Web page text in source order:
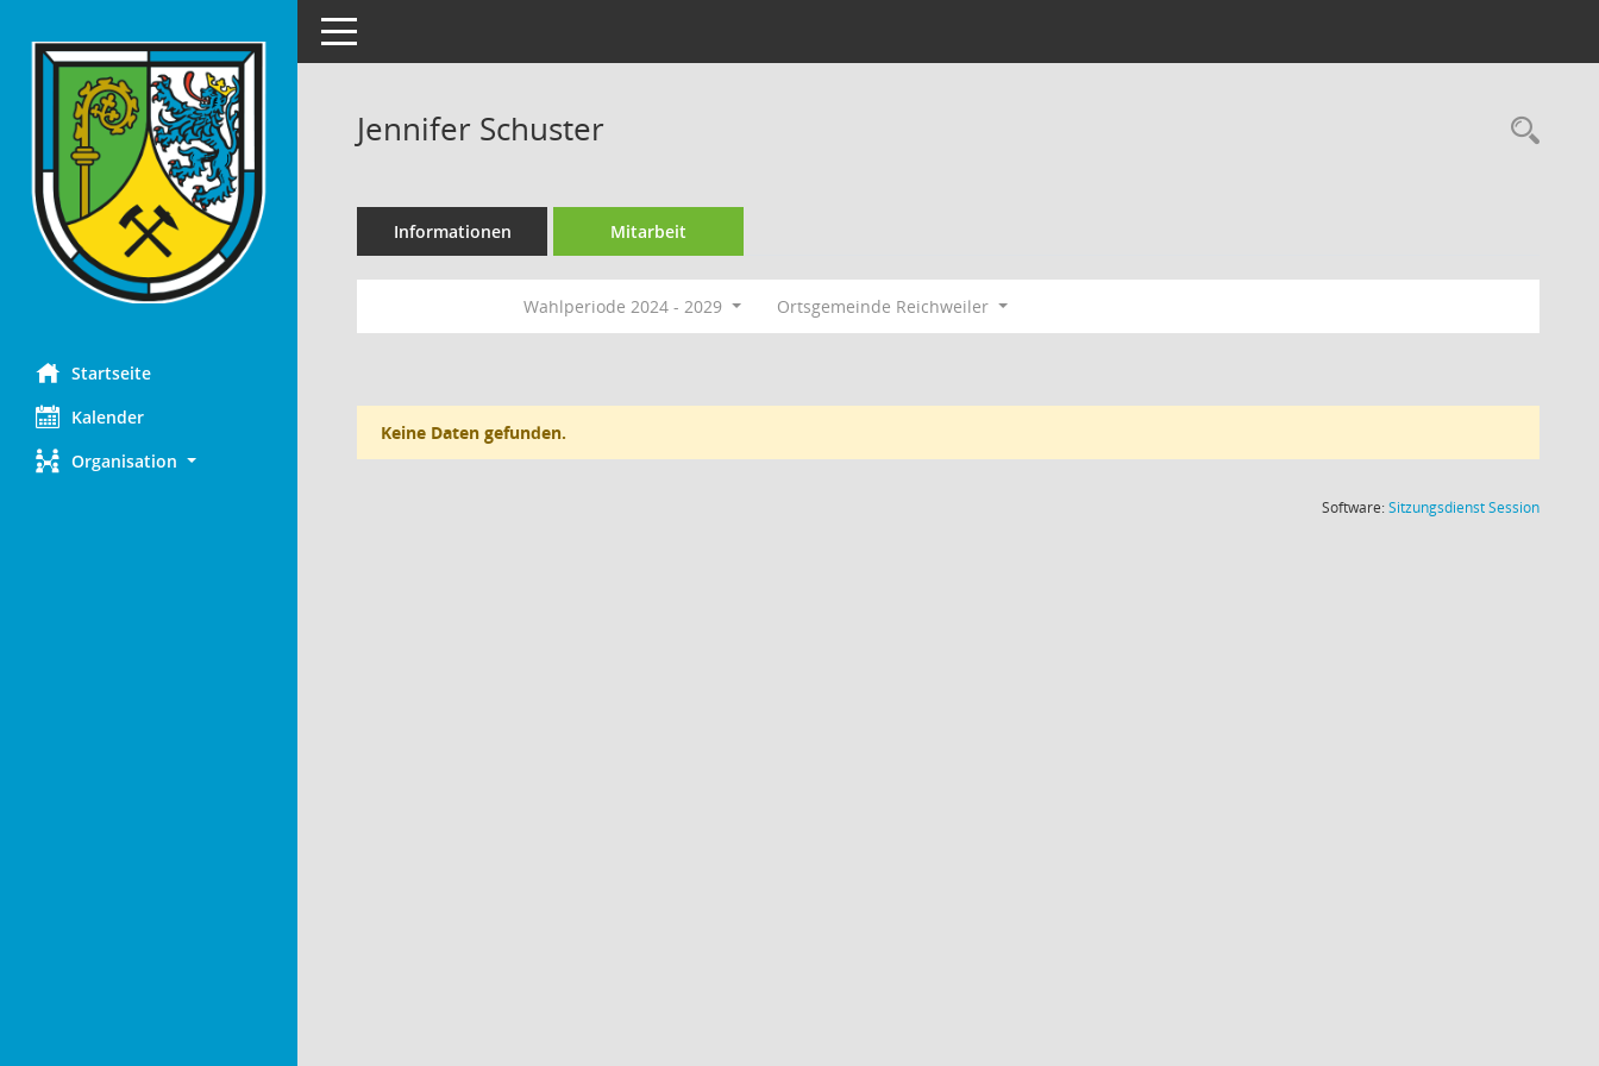
Startseite
Kalender
Organisation
Toggle navigation
Jennifer Schuster
Informationen Mitarbeit
Wahlperiode 2024 - 2029 Ortsgemeinde Reichweiler
Keine Daten gefunden.
Software:SitzungsdienstSession(Wird in